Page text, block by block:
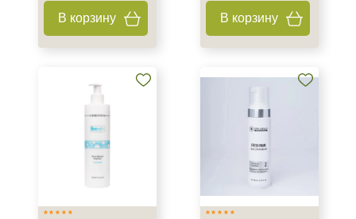
Возрастные изменения
Показать еще
В корзину В корзину